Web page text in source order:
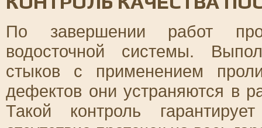
По завершении работ
водосточной системы.
стыков с применением
дефектов они устраняются в
Такой контроль